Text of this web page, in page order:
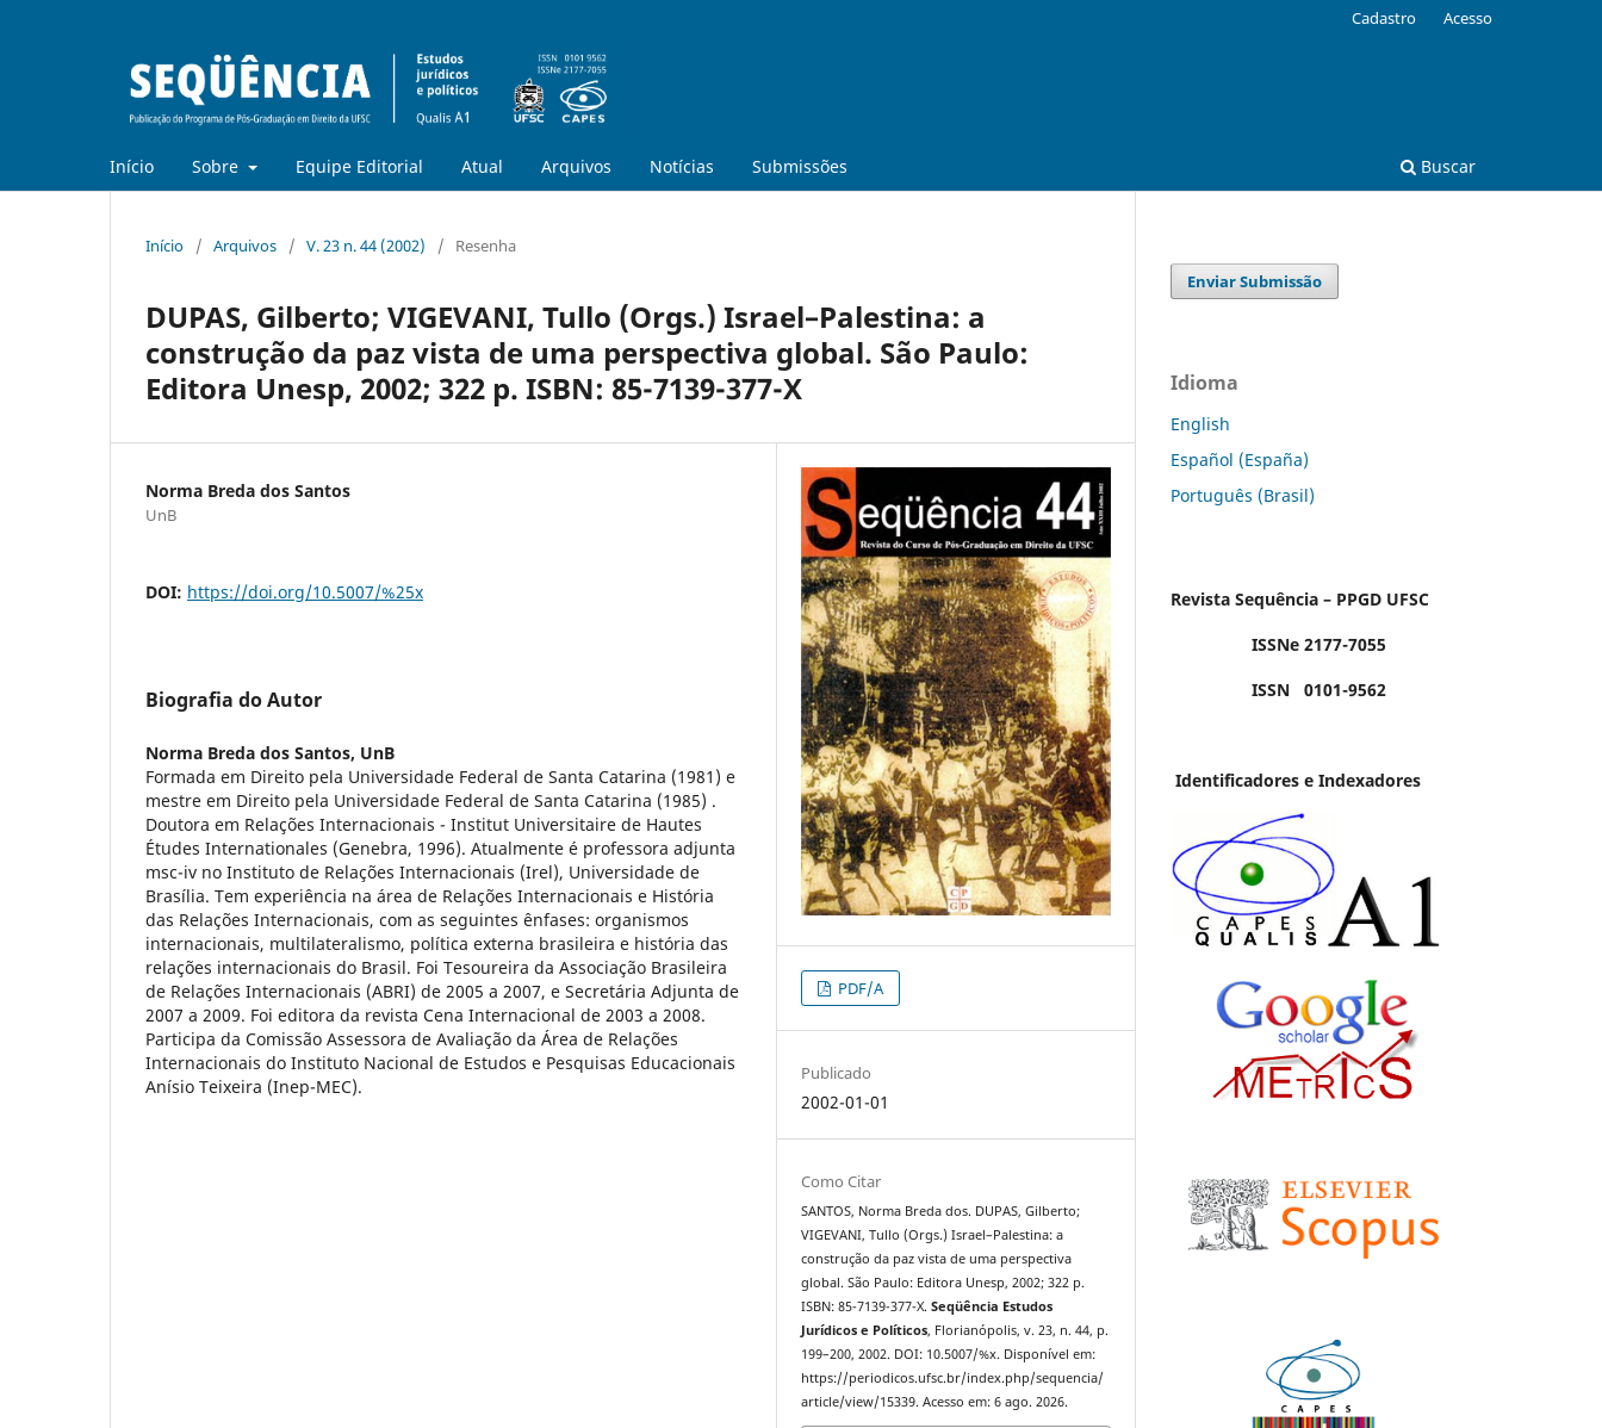
Início Sobre Equipe Editorial Atual Arquivos Notícias Submissões Buscar
Cadastro Acesso
Início / Arquivos / V. 23 n. 44 (2002) / Resenha
DUPAS, Gilberto; VIGEVANI, Tullo (Orgs.) Israel–Palestina: a
construção da paz vista de uma perspectiva global. São Paulo:
Editora Unesp, 2002; 322 p. ISBN: 85-7139-377-X
Norma Breda dos Santos
UnB
DOI: https://doi.org/10.5007/%25x
Biografia do Autor
Norma Breda dos Santos, UnB
Formada em Direito pela Universidade Federal de Santa Catarina (1981) e
mestre em Direito pela Universidade Federal de Santa Catarina (1985) .
Doutora em Relações Internacionais - Institut Universitaire de Hautes
Études Internationales (Genebra, 1996). Atualmente é professora adjunta
msc-iv no Instituto de Relações Internacionais (Irel), Universidade de
Brasília. Tem experiência na área de Relações Internacionais e História
das Relações Internacionais, com as seguintes ênfases: organismos
internacionais, multilateralismo, política externa brasileira e história das
relações internacionais do Brasil. Foi Tesoureira da Associação Brasileira
de Relações Internacionais (ABRI) de 2005 a 2007, e Secretária Adjunta de
2007 a 2009. Foi editora da revista Cena Internacional de 2003 a 2008.
Participa da Comissão Assessora de Avaliação da Área de Relações
Internacionais do Instituto Nacional de Estudos e Pesquisas Educacionais
Anísio Teixeira (Inep-MEC).
PDF/A
Publicado
2002-01-01
Como Citar
SANTOS, Norma Breda dos. DUPAS, Gilberto;
VIGEVANI, Tullo (Orgs.) Israel–Palestina: a
construção da paz vista de uma perspectiva
global. São Paulo: Editora Unesp, 2002; 322 p.
ISBN: 85-7139-377-X.Seqüência Estudos
Jurídicos e Políticos, Florianópolis, v. 23, n. 44, p.
199–200, 2002. DOI: 10.5007/%x. Disponível em:
https://periodicos.ufsc.br/index.php/sequencia/
article/view/15339. Acesso em: 6 ago. 2026.
Enviar Submissão
Idioma
English
Español (España)
Português (Brasil)
Revista Sequência – PPGD UFSC
ISSNe 2177-7055
ISSN 0101-9562
Identificadores e Indexadores